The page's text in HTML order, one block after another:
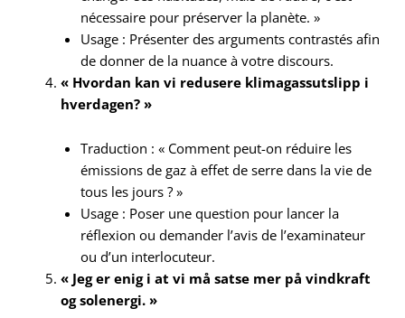
nécessaire pour préserver la planète. »
Usage : Présenter des arguments contrastés afin
de donner de la nuance à votre discours.
« Hvordan kan vi redusere klimagassutslipp i
hverdagen? »
Traduction : « Comment peut-on réduire les
émissions de gaz à effet de serre dans la vie de
tous les jours ? »
Usage : Poser une question pour lancer la
réflexion ou demander l’avis de l’examinateur
ou d’un interlocuteur.
« Jeg er enig i at vi må satse mer på vindkraft
og solenergi. »